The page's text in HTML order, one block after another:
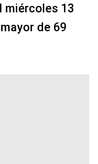
miércoles 13
de 69